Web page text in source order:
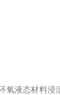
液态材料浸